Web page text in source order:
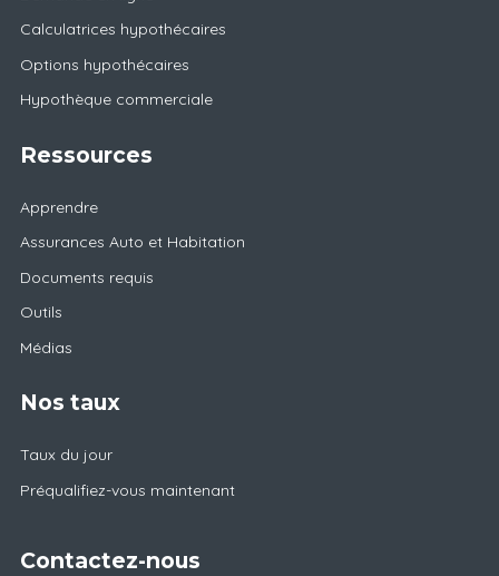
Calculatrices hypothécaires
Options hypothécaires
Hypothèque commerciale
Ressources
Apprendre
Assurances Auto et Habitation
Documents requis
Outils
Médias
Nos taux
Taux du jour
Préqualifiez-vous maintenant
Contactez-nous